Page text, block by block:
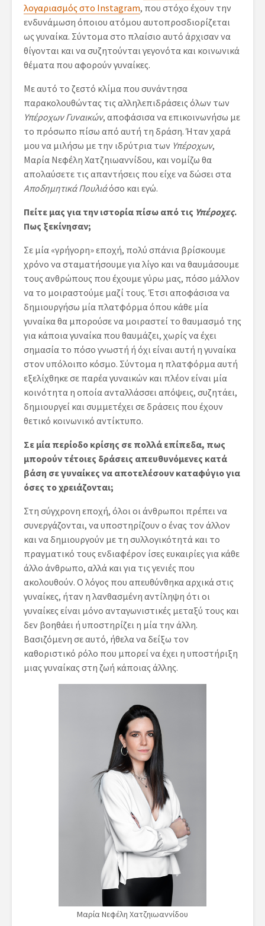
λογαριασμός στο Instagram, που στόχο έχουν την
ενδυνάμωση όποιου ατόμου αυτοπροσδιορίζεται
ως γυναίκα. Σύντομα στο πλαίσιο αυτό άρχισαν να
θίγονται και να συζητούνται γεγονότα και κοινωνικά
θέματα που αφορούν γυναίκες.
Με αυτό το ζεστό κλίμα που συνάντησα
παρακολουθώντας τις αλληλεπιδράσεις όλων των
Υπέροχων Γυναικών, αποφάσισα να επικοινωνήσω με
το πρόσωπο πίσω από αυτή τη δράση. Ήταν χαρά
μου να μιλήσω με την ιδρύτρια των Υπέροχων,
Μαρία Νεφέλη Χατζηιωαννίδου, και νομίζω θα
απολαύσετε τις απαντήσεις που είχε να δώσει στα
Αποδημητικά Πουλιάόσο και εγώ.
Πείτε μας για την ιστορία πίσω από τις Υπέροχες.
Πως ξεκίνησαν;
Σε μία «γρήγορη» εποχή, πολύ σπάνια βρίσκουμε
χρόνο να σταματήσουμε για λίγο και να θαυμάσουμε
τους ανθρώπους που έχουμε γύρω μας, πόσο μάλλον
να το μοιραστούμε μαζί τους. Έτσι αποφάσισα να
δημιουργήσω μία πλατφόρμα όπου κάθε μία
γυναίκα θα μπορούσε να μοιραστεί το θαυμασμό της
για κάποια γυναίκα που θαυμάζει, χωρίς να έχει
σημασία το πόσο γνωστή ή όχι είναι αυτή η γυναίκα
στον υπόλοιπο κόσμο. Σύντομα η πλατφόρμα αυτή
εξελίχθηκε σε παρέα γυναικών και πλέον είναι μία
κοινότητα η οποία ανταλλάσσει απόψεις, συζητάει,
δημιουργεί και συμμετέχει σε δράσεις που έχουν
θετικό κοινωνικό αντίκτυπο.
Σε μία περίοδο κρίσης σε πολλά επίπεδα, πως
μπορούν τέτοιες δράσεις απευθυνόμενες κατά
βάση σε γυναίκες να αποτελέσουν καταφύγιο για
όσες το χρειάζονται;
Στη σύγχρονη εποχή, όλοι οι άνθρωποι πρέπει να
συνεργάζονται, να υποστηρίζουν ο ένας τον άλλον
και να δημιουργούν με τη συλλογικότητά και το
πραγματικό τους ενδιαφέρον ίσες ευκαιρίες για κάθε
άλλο άνθρωπο, αλλά και για τις γενιές που
ακολουθούν. Ο λόγος που απευθύνθηκα αρχικά στις
γυναίκες, ήταν η λανθασμένη αντίληψη ότι οι
γυναίκες είναι μόνο ανταγωνιστικές μεταξύ τους και
δεν βοηθάει ή υποστηρίζει η μία την άλλη.
Βασιζόμενη σε αυτό, ήθελα να δείξω τον
καθοριστικό ρόλο που μπορεί να έχει η υποστήριξη
μιας γυναίκας στη ζωή κάποιας άλλης.
Μαρία Νεφέλη Χατζηιωαννίδου